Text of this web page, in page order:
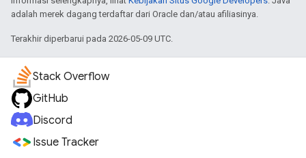
adalah merek dagang terdaftar dari Oracle dan/atau afiliasinya.
Terakhir diperbarui pada 2026-05-09 UTC.
Stack Overflow
GitHub
Discord
Issue Tracker